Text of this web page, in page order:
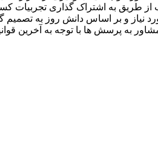
طریق به اشتراک گذاری تجربیات
نیاز و بر اساس دانش روز به تصمیم
به پرسش ها با توجه به آخرین